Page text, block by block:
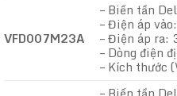
VFD007M23A
– Biến tần
– Điện áp
– Điện áp ra:
– Dòng điện
– Kích thước